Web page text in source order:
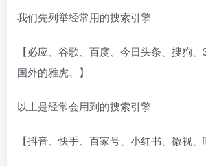
我们先列举经常用的搜索引擎
【必应、谷歌、百度、今日头条、搜狗、
国外的雅虎、】
以上是经常会用到的搜索引擎
【抖音、快手、百家号、小红书、微视、